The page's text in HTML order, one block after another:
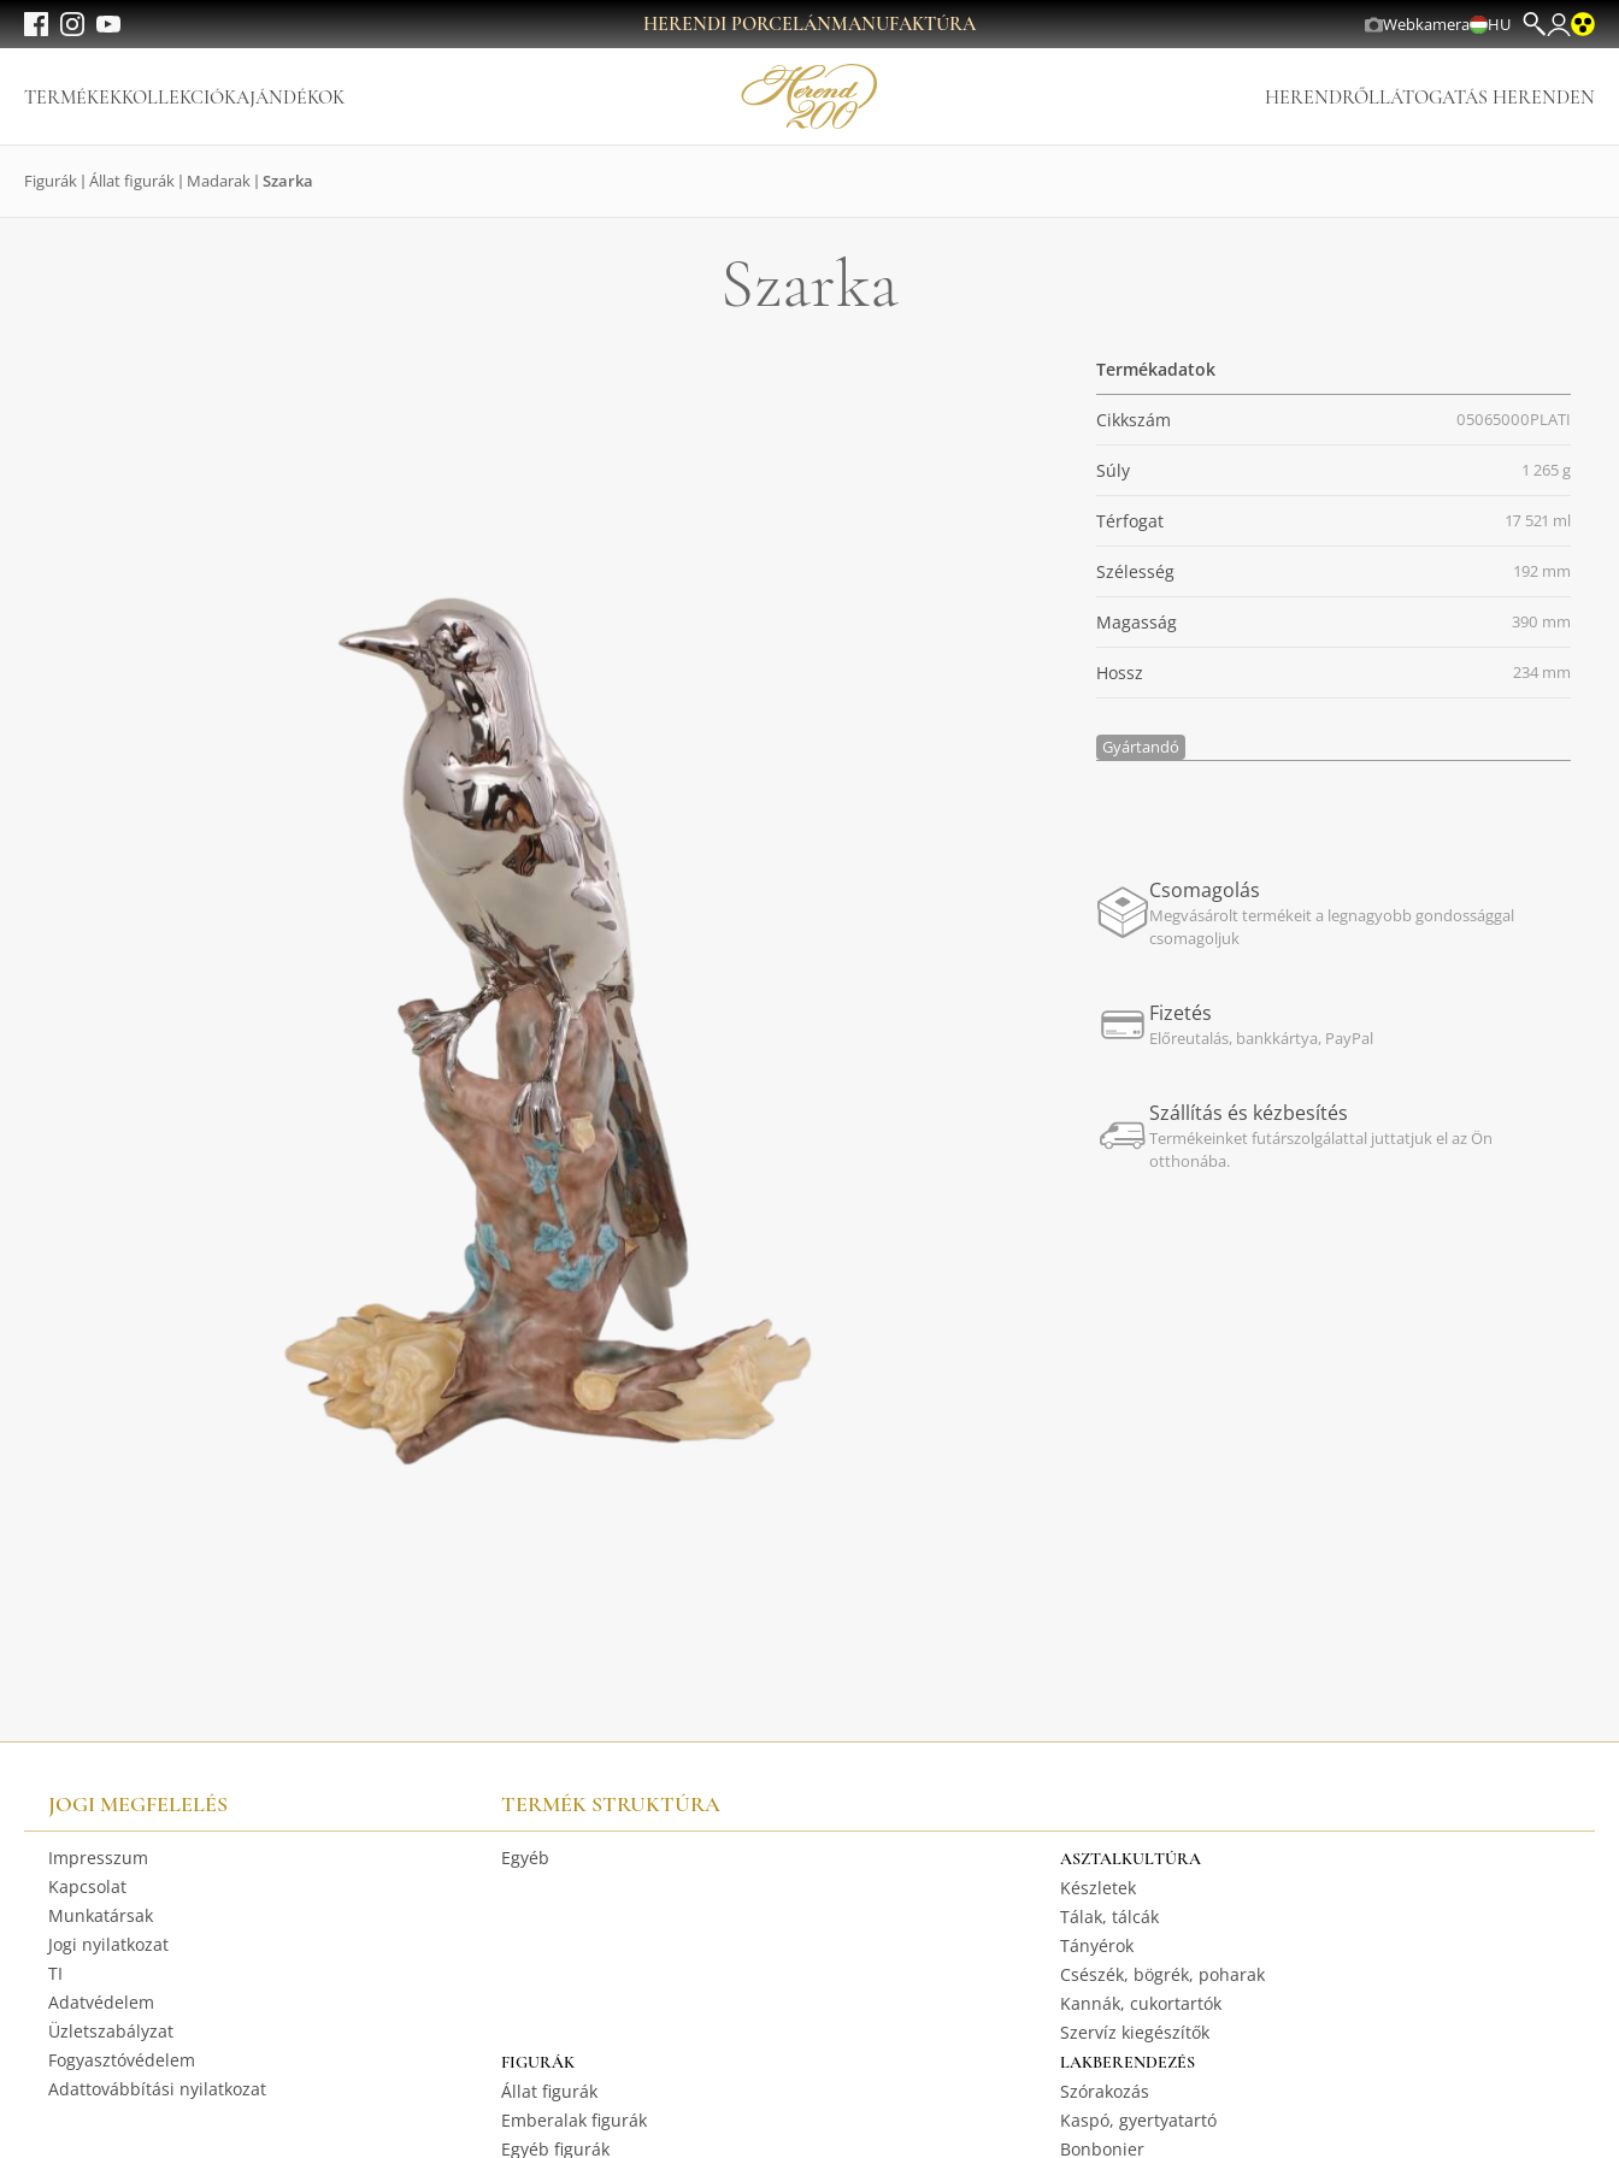
HERENDI PORCELÁNMANUFAKTÚRA Webkamera HU
TERMÉKEKKOLLEKCIÓKAJÁNDÉKOK HERENDRŐLLÁTOGATÁS HERENDEN
Figurák Állat figurák Madarak Szarka
Szarka
Termékadatok
Cikkszám 05065000PLATI
Súly 1 265 g
Térfogat 17 521 ml
Szélesség 192 mm
Magasság 390 mm
Hossz 234 mm
Gyártandó
Csomagolás
Megvásárolt termékeit a legnagyobb gondossággal
csomagoljuk
Fizetés
Előreutalás, bankkártya, PayPal
Szállítás és kézbesítés
Termékeinket futárszolgálattal juttatjuk el az Ön
otthonába.
JOGI MEGFELELÉS
Impresszum
Kapcsolat
Munkatársak
Jogi nyilatkozat
TI
Adatvédelem
Üzletszabályzat
Fogyasztóvédelem
Adattovábbítási nyilatkozat
TERMÉK STRUKTÚRA
Egyéb ASZTALKULTÚRA
Készletek
Tálak, tálcák
Tányérok
Csészék, bögrék, poharak
Kannák, cukortartók
Szervíz kiegészítők
FIGURÁK
Állat figurák
Emberalak figurák
Egyéb figurák
LAKBERENDEZÉS
Szórakozás
Kaspó, gyertyatartó
Bonbonier